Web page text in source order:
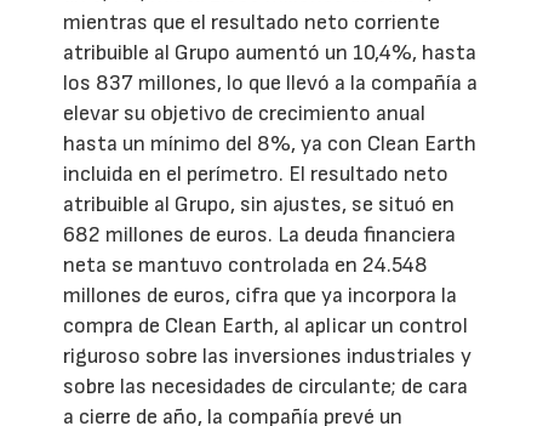
mientras que el resultado neto corriente
atribuible al Grupo aumentó un 10,4%, hasta
los 837 millones, lo que llevó a la compañía a
elevar su objetivo de crecimiento anual
hasta un mínimo del 8%, ya con Clean Earth
incluida en el perímetro. El resultado neto
atribuible al Grupo, sin ajustes, se situó en
682 millones de euros. La deuda financiera
neta se mantuvo controlada en 24.548
millones de euros, cifra que ya incorpora la
compra de Clean Earth, al aplicar un control
riguroso sobre las inversiones industriales y
sobre las necesidades de circulante; de cara
a cierre de año, la compañía prevé un